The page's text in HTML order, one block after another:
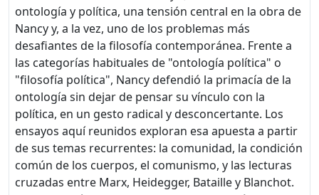
ontología y política, una tensión central en la obra de
Nancy y, a la vez, uno de los problemas más
desafiantes de la filosofía contemporánea. Frente a
las categorías habituales de "ontología política" o
"filosofía política", Nancy defendió la primacía de la
ontología sin dejar de pensar su vínculo con la
política, en un gesto radical y desconcertante. Los
ensayos aquí reunidos exploran esa apuesta a partir
de sus temas recurrentes: la comunidad, la condición
común de los cuerpos, el comunismo, y las lecturas
cruzadas entre Marx, Heidegger, Bataille y Blanchot.